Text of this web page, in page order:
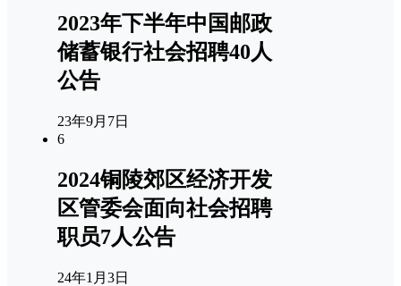
2023年下半年中国邮政
储蓄银行社会招聘40人
公告
23年9月7日
6
2024铜陵郊区经济开发
区管委会面向社会招聘
职员7人公告
24年1月3日